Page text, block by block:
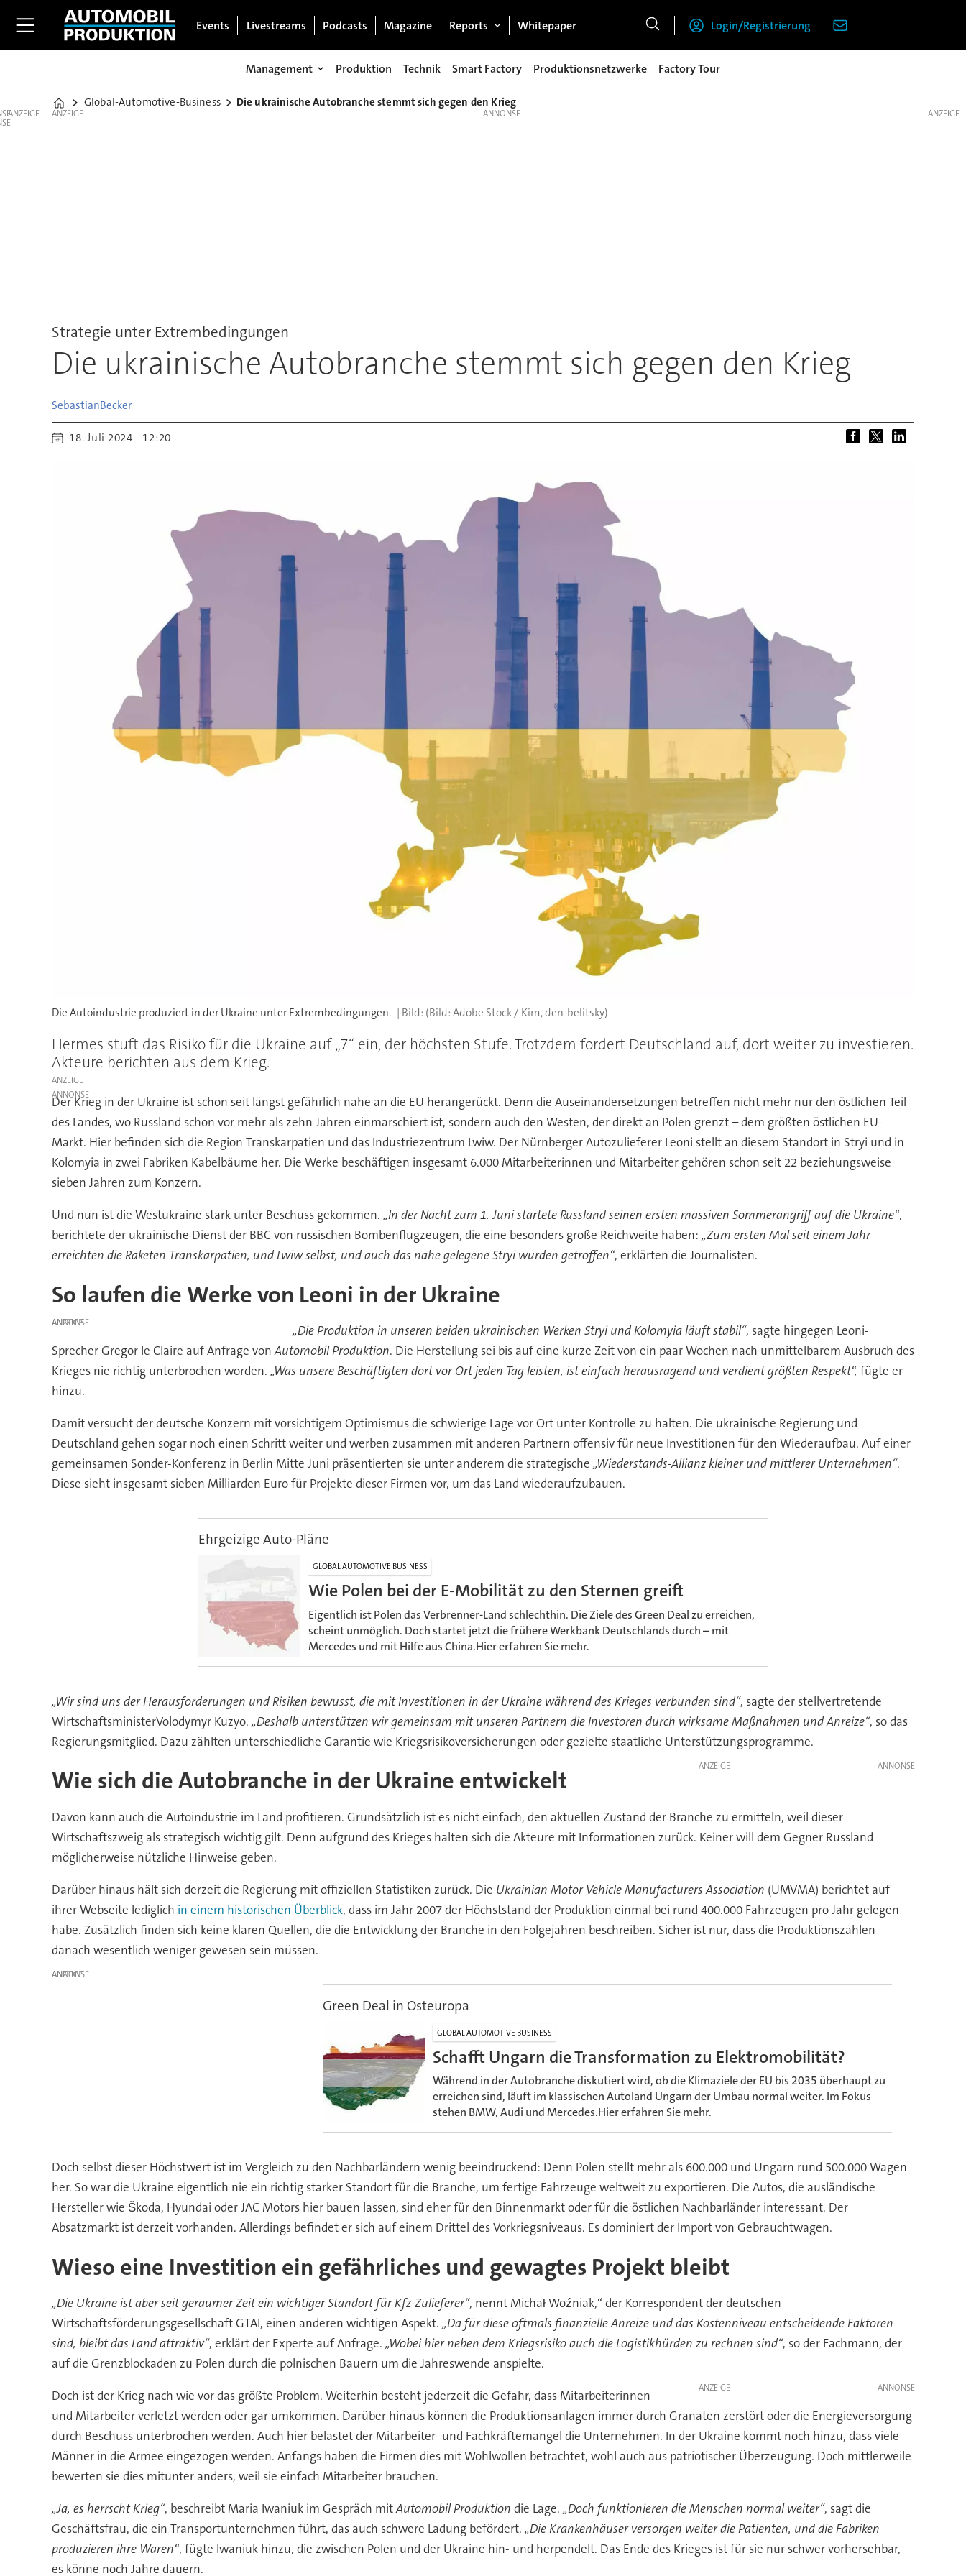
Events Livestreams Podcasts Magazine Reports Whitepaper Login/Registrierung
Management Produktion Technik Smart Factory Produktionsnetzwerke Factory Tour
Home
Global-Automotive-Business Die ukrainische Autobranche stemmt sich gegen den Krieg
ANZEIGE ANZEIGE
Strategie unter Extrembedingungen
Die ukrainische Autobranche stemmt sich gegen den Krieg
SebastianBecker
18. Juli 2024 - 12:20
Die Autoindustrie produziert in der Ukraine unter Extrembedingungen. (Bild: Adobe Stock / Kim, den-belitsky)
Hermes stuft das Risiko für die Ukraine auf „7“ ein, der höchsten Stufe. Trotzdem fordert Deutschland auf, dort weiter zu investieren.
Akteure berichten aus dem Krieg.
ANZEIGE
Der Krieg in der Ukraine ist schon seit längst gefährlich nahe an die EU herangerückt. Denn die Auseinandersetzungen betreffen nicht mehr nur den östlichen Teil
des Landes, wo Russland schon vor mehr als zehn Jahren einmarschiert ist, sondern auch den Westen, der direkt an Polen grenzt – dem größten östlichen EU-
Markt. Hier befinden sich die Region Transkarpatien und das Industriezentrum Lwiw. Der Nürnberger Autozulieferer Leoni stellt an diesem Standort in Stryi und in
Kolomyia in zwei Fabriken Kabelbäume her. Die Werke beschäftigen insgesamt 6.000 Mitarbeiterinnen und Mitarbeiter gehören schon seit 22 beziehungsweise
sieben Jahren zum Konzern.
Und nun ist die Westukraine stark unter Beschuss gekommen. „In der Nacht zum 1. Juni startete Russland seinen ersten massiven Sommerangriff auf die Ukraine“,
berichtete der ukrainische Dienst der BBC von russischen Bombenflugzeugen, die eine besonders große Reichweite haben: „Zum ersten Mal seit einem Jahr
erreichten die Raketen Transkarpatien, und Lwiw selbst, und auch das nahe gelegene Stryi wurden getroffen“, erklärten die Journalisten.
So laufen die Werke von Leoni in der Ukraine
ANZEIGE „Die Produktion in unseren beiden ukrainischen Werken Stryi und Kolomyia läuft stabil“, sagte hingegen Leoni-
Sprecher Gregor le Claire auf Anfrage vonAutomobil Produktion. Die Herstellung sei bis auf eine kurze Zeit von ein paar Wochen nach unmittelbarem Ausbruch des
Krieges nie richtig unterbrochen worden. „Was unsere Beschäftigten dort vor Ort jeden Tag leisten, ist einfach herausragend und verdient größten Respekt“, fügte er
hinzu.
Damit versucht der deutsche Konzern mit vorsichtigem Optimismus die schwierige Lage vor Ort unter Kontrolle zu halten. Die ukrainische Regierung und
Deutschland gehen sogar noch einen Schritt weiter und werben zusammen mit anderen Partnern offensiv für neue Investitionen für den Wiederaufbau. Auf einer
gemeinsamen Sonder-Konferenz in Berlin Mitte Juni präsentierten sie unter anderem die strategische „Wiederstands-Allianz kleiner und mittlerer Unternehmen“.
Diese sieht insgesamt sieben Milliarden Euro für Projekte dieser Firmen vor, um das Land wiederaufzubauen.
Ehrgeizige Auto-Pläne
GLOBAL AUTOMOTIVE BUSINESS
Wie Polen bei der E-Mobilität zu den Sternen greift
Eigentlich ist Polen das Verbrenner-Land schlechthin. Die Ziele des Green Deal zu erreichen,
scheint unmöglich. Doch startet jetzt die frühere Werkbank Deutschlands durch – mit
Mercedes und mit Hilfe aus China.Hier erfahren Sie mehr.
„Wir sind uns der Herausforderungen und Risiken bewusst, die mit Investitionen in der Ukraine während des Krieges verbunden sind“, sagte der stellvertretende
WirtschaftsministerVolodymyr Kuzyo. „Deshalb unterstützen wir gemeinsam mit unseren Partnern die Investoren durch wirksame Maßnahmen und Anreize“, so das
Regierungsmitglied. Dazu zählten unterschiedliche Garantie wie Kriegsrisikoversicherungen oder gezielte staatliche Unterstützungsprogramme.
ANZEIGE
Wie sich die Autobranche in der Ukraine entwickelt
Davon kann auch die Autoindustrie im Land profitieren. Grundsätzlich ist es nicht einfach, den aktuellen Zustand der Branche zu ermitteln, weil dieser
Wirtschaftszweig als strategisch wichtig gilt. Denn aufgrund des Krieges halten sich die Akteure mit Informationen zurück. Keiner will dem Gegner Russland
möglicherweise nützliche Hinweise geben.
Darüber hinaus hält sich derzeit die Regierung mit offiziellen Statistiken zurück. Die Ukrainian Motor Vehicle Manufacturers Association (UMVMA) berichtet auf
ihrer Webseite lediglich in einem historischen Überblick, dass im Jahr 2007 der Höchststand der Produktion einmal bei rund 400.000 Fahrzeugen pro Jahr gelegen
habe. Zusätzlich finden sich keine klaren Quellen, die die Entwicklung der Branche in den Folgejahren beschreiben. Sicher ist nur, dass die Produktionszahlen
danach wesentlich weniger gewesen sein müssen.
ANZEIGE
Green Deal in Osteuropa
GLOBAL AUTOMOTIVE BUSINESS
Schafft Ungarn die Transformation zu Elektromobilität?
Während in der Autobranche diskutiert wird, ob die Klimaziele der EU bis 2035 überhaupt zu
erreichen sind, läuft im klassischen Autoland Ungarn der Umbau normal weiter. Im Fokus
stehen BMW, Audi und Mercedes.Hier erfahren Sie mehr.
Doch selbst dieser Höchstwert ist im Vergleich zu den Nachbarländern wenig beeindruckend: Denn Polen stellt mehr als 600.000 und Ungarn rund 500.000 Wagen
her. So war die Ukraine eigentlich nie ein richtig starker Standort für die Branche, um fertige Fahrzeuge weltweit zu exportieren. Die Autos, die ausländische
Hersteller wie Škoda, Hyundai oder JAC Motors hier bauen lassen, sind eher für den Binnenmarkt oder für die östlichen Nachbarländer interessant. Der
Absatzmarkt ist derzeit vorhanden. Allerdings befindet er sich auf einem Drittel des Vorkriegsniveaus. Es dominiert der Import von Gebrauchtwagen.
Wieso eine Investition ein gefährliches und gewagtes Projekt bleibt
„Die Ukraine ist aber seit geraumer Zeit ein wichtiger Standort für Kfz-Zulieferer“, nennt Michał Woźniak,“ der Korrespondent der deutschen
Wirtschaftsförderungsgesellschaft GTAI, einen anderen wichtigen Aspekt. „Da für diese oftmals finanzielle Anreize und das Kostenniveau entscheidende Faktoren
sind, bleibt das Land attraktiv“, erklärt der Experte auf Anfrage. „Wobei hier neben dem Kriegsrisiko auch die Logistikhürden zu rechnen sind“, so der Fachmann, der
auf die Grenzblockaden zu Polen durch die polnischen Bauern um die Jahreswende anspielte.
ANZEIGE
Doch ist der Krieg nach wie vor das größte Problem. Weiterhin besteht jederzeit die Gefahr, dass Mitarbeiterinnen
und Mitarbeiter verletzt werden oder gar umkommen. Darüber hinaus können die Produktionsanlagen immer durch Granaten zerstört oder die Energieversorgung
durch Beschuss unterbrochen werden. Auch hier belastet der Mitarbeiter- und Fachkräftemangel die Unternehmen. In der Ukraine kommt noch hinzu, dass viele
Männer in die Armee eingezogen werden. Anfangs haben die Firmen dies mit Wohlwollen betrachtet, wohl auch aus patriotischer Überzeugung. Doch mittlerweile
bewerten sie dies mitunter anders, weil sie einfach Mitarbeiter brauchen.
„Ja, es herrscht Krieg“, beschreibt Maria Iwaniuk im Gespräch mitAutomobil Produktion die Lage. „Doch funktionieren die Menschen normal weiter“, sagt die
Geschäftsfrau, die ein Transportunternehmen führt, das auch schwere Ladung befördert. „Die Krankenhäuser versorgen weiter die Patienten, und die Fabriken
produzieren ihre Waren“, fügte Iwaniuk hinzu, die zwischen Polen und der Ukraine hin- und herpendelt. Das Ende des Krieges ist für sie nur schwer vorhersehbar,
es könne noch Jahre dauern.
ANZEIGE